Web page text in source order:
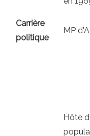
Carrière
politique
MP
Hôte